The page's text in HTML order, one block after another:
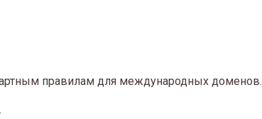
правилам для международных доменов.